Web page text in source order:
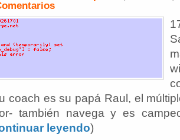
coach es su papá Raul, el
también navega y es
leyendo)